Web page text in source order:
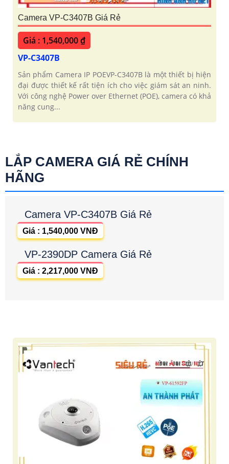
Camera VP-C3407B Giá Rẻ
Giá : 1,540,000 ₫
VP-C3407B
Sản phẩm Camera IP POEVP-C3407B là một thiết bị hiện
đại được thiết kế rất tiện ích cho việc giám sát an ninh.
Với công nghệ Power over Ethernet (POE), camera có khả
năng cung...
LẮP CAMERA GIÁ RẺ CHÍNH
HÃNG
Camera VP-C3407B Giá Rẻ
Giá : 1,540,000 VNĐ
VP-2390DP Camera Giá Rẻ
Giá : 2,217,000 VNĐ